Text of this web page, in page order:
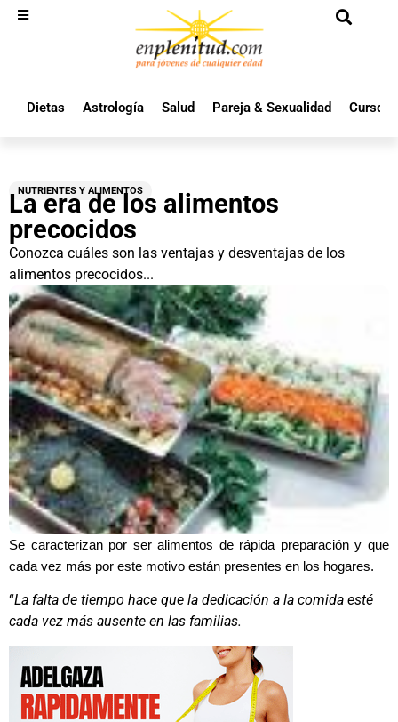
Dietas Astrología Salud Pareja & Sexualidad Cursos
NUTRIENTES Y ALIMENTOS
La era de los alimentos
precocidos
Conozca cuáles son las ventajas y desventajas de los
alimentos precocidos...
Se caracterizan por ser alimentos de rápida preparación y que
cada vez más por este motivo están presentes en los hogares.
“La falta de tiempo hace que la dedicación a la comida esté
cada vez más ausente en las familias.